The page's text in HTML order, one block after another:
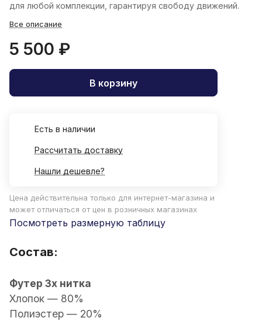
для любой комплекции, гарантируя свободу движений.
Все описание
5 500 ₽
В корзину
Есть в наличии
Рассчитать доставку
Нашли дешевле?
Цена действительна только для интернет-магазина и
может отличаться от цен в розничных магазинах
Посмотреть размерную таблицу
Состав:
Футер 3х нитка
Хлопок — 80%
Полиэстер — 20%